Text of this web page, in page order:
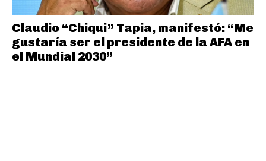
Claudio “Chiqui” Tapia, manifestó: “Me
gustaría ser el presidente de la AFA en
el Mundial 2030”